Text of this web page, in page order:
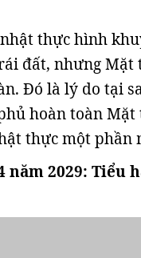
thực hình
đất, nhưng Mặt
Đó là lý do tại
hoàn toàn
thực một phần
năm 2029: Tiểu